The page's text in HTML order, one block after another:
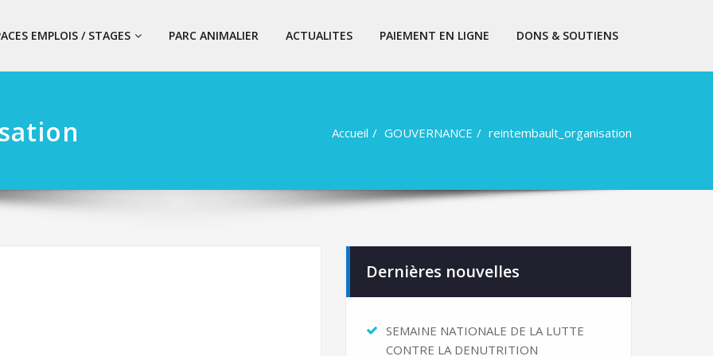
EMPLOIS / STAGES PARC ANIMALIER ACTUALITES PAIEMENT EN LIGNE DONS & SOUTIENS
Accueil GOUVERNANCE reintembault_organisation
Dernières nouvelles
SEMAINE NATIONALE DE LA LUTTE
CONTRE LA DENUTRITION